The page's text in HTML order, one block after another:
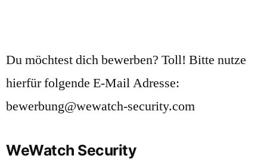
Du möchtest dich bewerben? Toll! Bitte nutze
hierfür folgende E-Mail Adresse:
bewerbung@wewatch-security.com
WeWatch Security